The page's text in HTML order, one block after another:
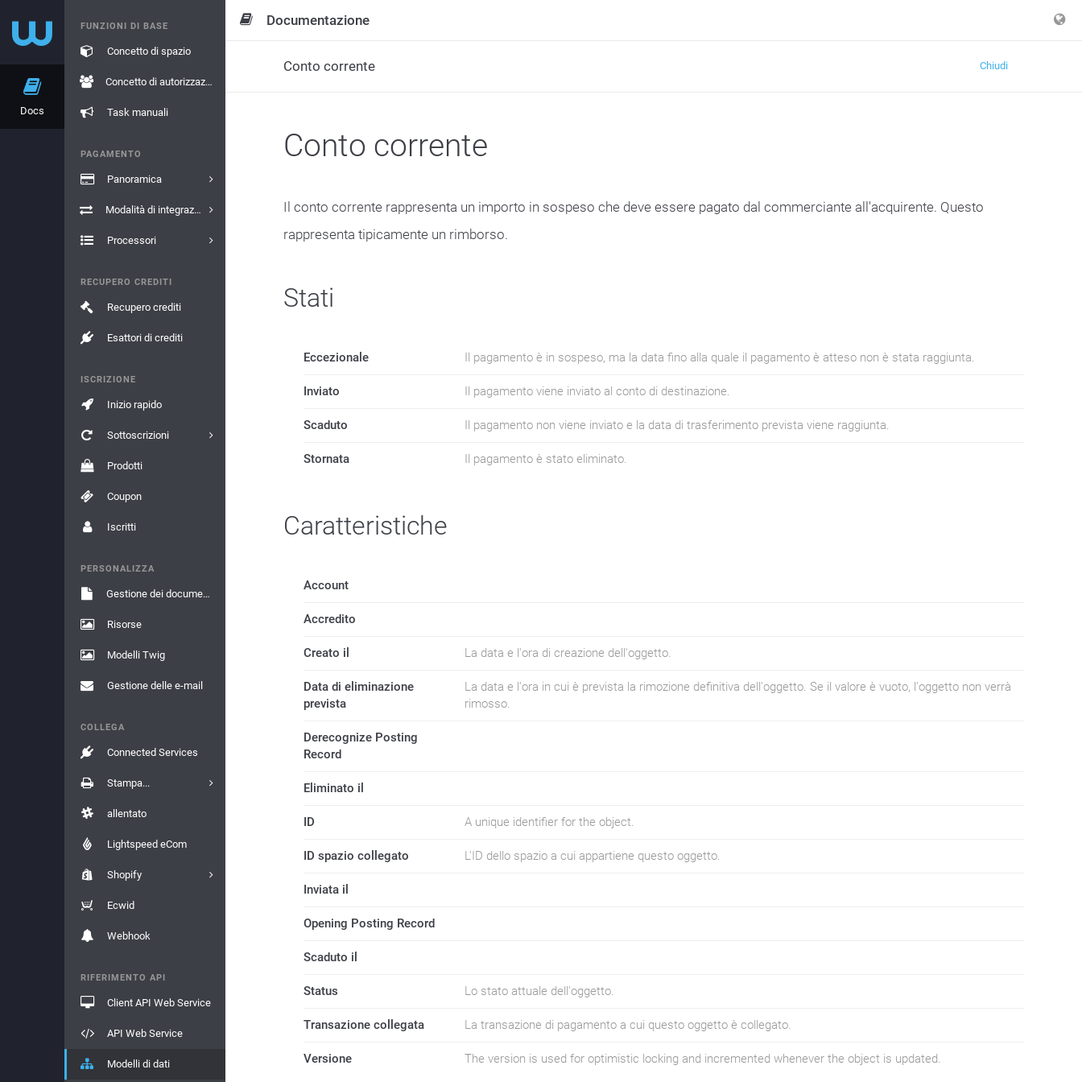
Docs
FUNZIONI DI BASE
Concetto di spazio
Concetto di autorizzazione
Task manuali
PAGAMENTO
Panoramica
Modalità di integrazione
Processori
RECUPERO CREDITI
Recupero crediti
Esattori di crediti
ISCRIZIONE
Inizio rapido
Sottoscrizioni
Prodotti
Coupon
Iscritti
PERSONALIZZA
Gestione dei documenti
Risorse
Modelli Twig
Gestione delle e-mail
COLLEGA
Connected Services
Stampa...
allentato
Lightspeed eCom
Shopify
Ecwid
Webhook
RIFERIMENTO API
Client API Web Service
API Web Service
Modelli di dati
Documentazione
Conto corrente Chiudi
Conto corrente
Il conto corrente rappresenta un importo in sospeso che deve essere pagato dal commerciante all'acquirente. Questo
rappresenta tipicamente un rimborso.
Stati
Eccezionale Il pagamento è in sospeso, ma la data fino alla quale il pagamento è atteso non è stata raggiunta.
Inviato Il pagamento viene inviato al conto di destinazione.
Scaduto Il pagamento non viene inviato e la data di trasferimento prevista viene raggiunta.
Stornata Il pagamento è stato eliminato.
Caratteristiche
Account
Accredito
Creato il La data e l'ora di creazione dell'oggetto.
Data di eliminazione
prevista
La data e l'ora in cui è prevista la rimozione definitiva dell'oggetto. Se il valore è vuoto, l'oggetto non verrà
rimosso.
Derecognize Posting
Record
Eliminato il
ID A unique identifier for the object.
ID spazio collegato L'ID dello spazio a cui appartiene questo oggetto.
Inviata il
Opening Posting Record
Scaduto il
Status Lo stato attuale dell'oggetto.
Transazione collegata La transazione di pagamento a cui questo oggetto è collegato.
Versione The version is used for optimistic locking and incremented whenever the object is updated.